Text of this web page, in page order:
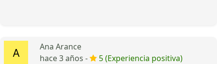
Ana Arance
hace 3 años -
5 (Experiencia positiva)